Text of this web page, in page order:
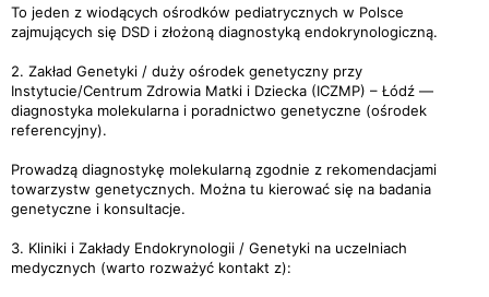
To jeden z wiodących ośrodków pediatrycznych w Polsce
zajmujących się DSD i złożoną diagnostyką endokrynologiczną.
2. Zakład Genetyki / duży ośrodek genetyczny przy
Instytucie/Centrum Zdrowia Matki i Dziecka (ICZMP) – Łódź —
diagnostyka molekularna i poradnictwo genetyczne (ośrodek
referencyjny).
Prowadzą diagnostykę molekularną zgodnie z rekomendacjami
towarzystw genetycznych. Można tu kierować się na badania
genetyczne i konsultacje.
3. Kliniki i Zakłady Endokrynologii / Genetyki na uczelniach
medycznych (warto rozważyć kontakt z):